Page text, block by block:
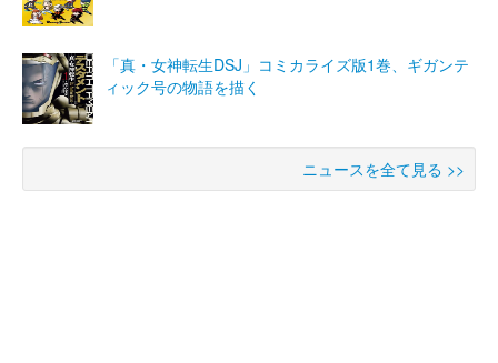
「真・女神転生DSJ」コミカライズ版1巻、ギガンテ
ィック号の物語を描く
ニュースを全て見る >>